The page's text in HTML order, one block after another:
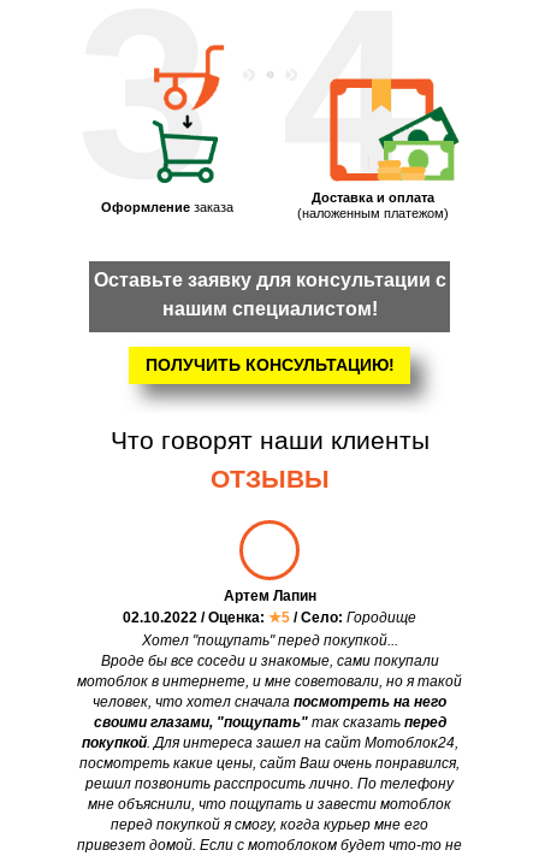
4
3
Оформление заказа
Доставка и оплата
(наложенным платежом)
ПОЛУЧИТЬ КОНСУЛЬТАЦИЮ!
Оставьте заявку для консультации с
нашим специалистом!
Что говорят наши клиенты
ОТЗЫВЫ
Хотел "пощупать" перед покупкой...
Вроде бы все соседи и знакомые, сами покупали
мотоблок в интернете, и мне советовали, но я такой
человек, что хотел сначала посмотреть на него
своими глазами, "пощупать"так сказать перед
покупкой. Для интереса зашел на сайт Мотоблок24,
посмотреть какие цены, сайт Ваш очень понравился,
решил позвонить расспросить лично. По телефону
мне объяснили, что пощупать и завести мотоблок
перед покупкой я смогу, когда курьер мне его
привезет домой. Если с мотоблоком будет что-то не
Артем Лапин
02.10.2022 / Оценка: ★5 / Село: Городище